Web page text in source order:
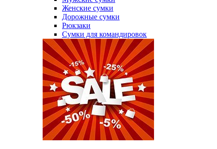
Женские сумки
Дорожные сумки
Рюкзаки
Сумки для командировок